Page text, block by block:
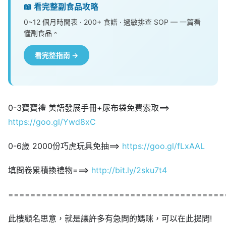
📖 看完整副食品攻略
0~12 個月時間表 · 200+ 食譜 · 過敏排查 SOP — 一篇看
懂副食品。
看完整指南 →
0-3寶寶禮 美語發展手冊+尿布袋免費索取==>
https://goo.gl/Ywd8xC
0-6歲 2000份巧虎玩具免抽==> https://goo.gl/fLxAAL
填問卷累積換禮物===> http://bit.ly/2sku7t4
此樓顧名思意，就是讓許多有急問的媽咪，可以在此提問!